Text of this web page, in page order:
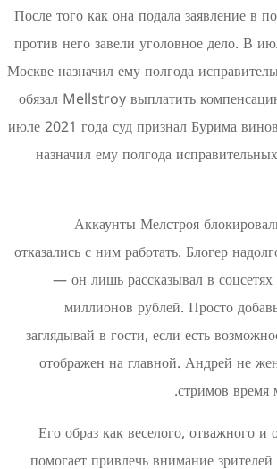
После того как она
против него завели
Москве назначил ему
обязал Mellstroy
июле 2021 года суд
назначил ему
Аккаунты
отказались с ним
— он лишь
миллионов
заглядывай в гости,
отображен на
Его образ как
помогает привлечь